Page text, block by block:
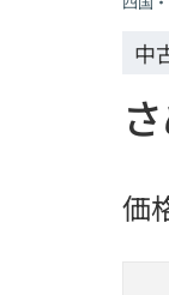
中
価